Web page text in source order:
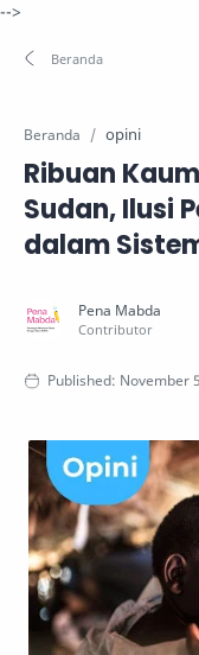
-->
Beranda opini
Ribuan
Sudan, Ilusi
dalam